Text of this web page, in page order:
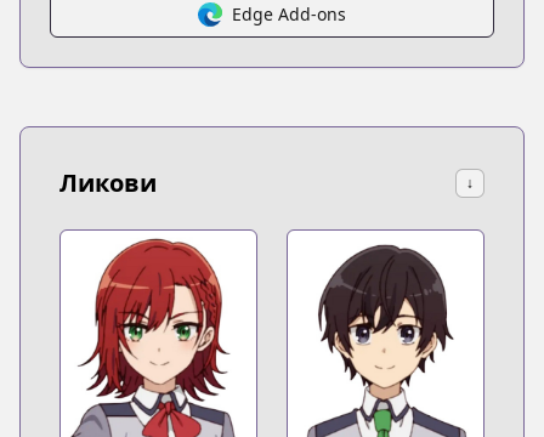
Edge Add-ons
Ликови ↓